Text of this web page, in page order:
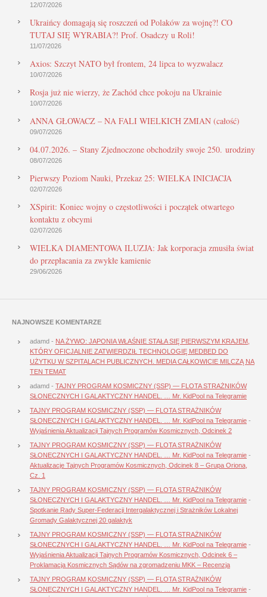
12/07/2026
Ukraińcy domagają się roszczeń od Polaków za wojnę?! CO
TUTAJ SIĘ WYRABIA?! Prof. Osadczy u Roli!
11/07/2026
Axios: Szczyt NATO był frontem, 24 lipca to wyzwalacz
10/07/2026
Rosja już nie wierzy, że Zachód chce pokoju na Ukrainie
10/07/2026
ANNA GŁOWACZ – NA FALI WIELKICH ZMIAN (całość)
09/07/2026
04.07.2026. – Stany Zjednoczone obchodziły swoje 250. urodziny
08/07/2026
Pierwszy Poziom Nauki, Przekaz 25: WIELKA INICJACJA
02/07/2026
XSpirit: Koniec wojny o częstotliwości i początek otwartego
kontaktu z obcymi
02/07/2026
WIELKA DIAMENTOWA ILUZJA: Jak korporacja zmusiła świat
do przepłacania za zwykłe kamienie
29/06/2026
NAJNOWSZE KOMENTARZE
adamd - NA ŻYWO: JAPONIA WŁAŚNIE STAŁA SIĘ PIERWSZYM KRAJEM,
KTÓRY OFICJALNIE ZATWIERDZIŁ TECHNOLOGIĘ MEDBED DO
UŻYTKU W SZPITALACH PUBLICZNYCH. MEDIA CAŁKOWICIE MILCZĄ NA
TEN TEMAT
adamd - TAJNY PROGRAM KOSMICZNY (SSP) — FLOTA STRAŻNIKÓW
SŁONECZNYCH I GALAKTYCZNY HANDEL. … Mr. KidPool na Telegramie
TAJNY PROGRAM KOSMICZNY (SSP) — FLOTA STRAŻNIKÓW
SŁONECZNYCH I GALAKTYCZNY HANDEL. … Mr. KidPool na Telegramie -
Wyjaśnienia Aktualizacji Tajnych Programów Kosmicznych, Odcinek 2
TAJNY PROGRAM KOSMICZNY (SSP) — FLOTA STRAŻNIKÓW
SŁONECZNYCH I GALAKTYCZNY HANDEL. … Mr. KidPool na Telegramie -
Aktualizacje Tajnych Programów Kosmicznych, Odcinek 8 – Grupa Oriona,
Cz. 1
TAJNY PROGRAM KOSMICZNY (SSP) — FLOTA STRAŻNIKÓW
SŁONECZNYCH I GALAKTYCZNY HANDEL. … Mr. KidPool na Telegramie -
Spotkanie Rady Super-Federacji Intergalaktycznej i Strażników Lokalnej
Gromady Galaktycznej 20 galaktyk
TAJNY PROGRAM KOSMICZNY (SSP) — FLOTA STRAŻNIKÓW
SŁONECZNYCH I GALAKTYCZNY HANDEL. … Mr. KidPool na Telegramie -
Wyjaśnienia Aktualizacji Tajnych Programów Kosmicznych, Odcinek 6 –
Proklamacja Kosmicznych Sądów na zgromadzeniu MKK – Recenzja
TAJNY PROGRAM KOSMICZNY (SSP) — FLOTA STRAŻNIKÓW
SŁONECZNYCH I GALAKTYCZNY HANDEL. … Mr. KidPool na Telegramie -